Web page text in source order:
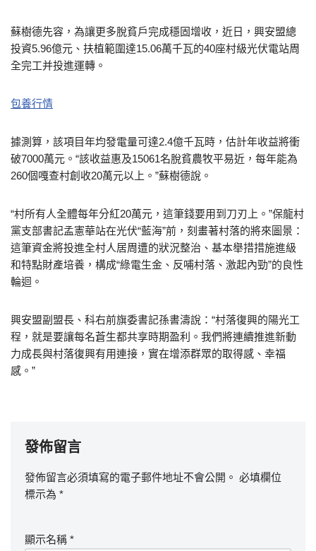
蘇樹德先容，為讓更多脫貧戶完成穩固增收，近日，興安盟總
投資5.96億元、扶植範圍達15.06萬千瓦的40座村級光伏電站周
全完工并投進運轉。
包養行情
據測算，該項目年均發電量可達2.4億千瓦時，估計年收益將衝
破7000萬元。“該收益惠及15061名脫貧農牧平易近，每年能為
260個嘎查村創收20萬元以上。”蘇樹德說。
“村所有人全體每年分紅20萬元，這筆錢要用到刀刃上。”保龍村
黨支部書記孟憲華站在光伏“藍海”前，刻畫著村落的將來圖景：
這筆資金將投進全村人居周遭的狀況整治、基本舉措措施進級
和特點財產培養，構成“綠電生金、反哺村落、激起內勁”的良性
輪迴。
興安盟副盟長、科右前旗委書記孫書濤說：“村落復興的陽光工
程，就是要讓每名蒼生都共享時期盈利。我們將連續推進新動
力成長與村落復興有用連接，實在增添群眾的取得感、幸福
感。”
發佈留言
發佈留言必須填寫的電子郵件地址不會公開。 必填欄位
標示為 *
顯示名稱 *